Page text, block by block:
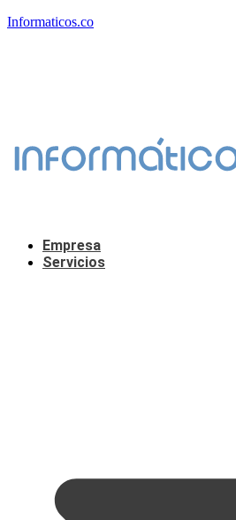
Informaticos.co
Empresa
Servicios